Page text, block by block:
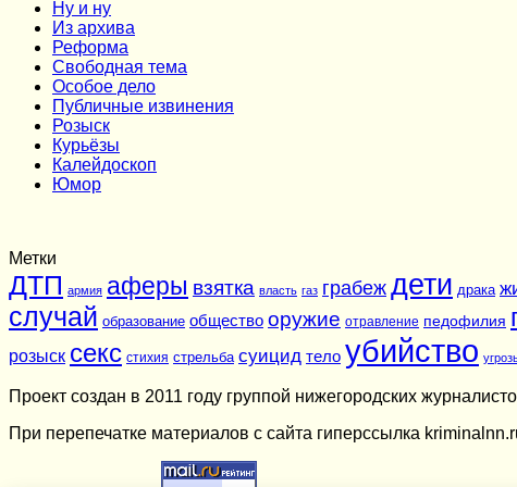
Ну и ну
Из архива
Реформа
Cвободная тема
Особое дело
Публичные извинения
Розыск
Курьёзы
Калейдоскоп
Юмор
Метки
ДТП армия аферы взятка власть газ грабеж дети драка
случай образование общество оружие отравление педофилия
розыск секс стихия стрельба суицид тело убийство
Проект создан в 2011 году группой нижегородских
При перепечатке материалов c сайта гиперссылка